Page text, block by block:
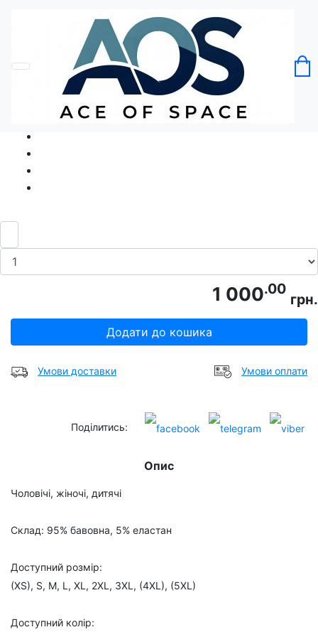
Без категорії
Футболка Kyiv City Київ Каштан
Код товару: Ace5219
1 000.00
грн.
Додати до кошика
Умови доставки Умови оплати
Поділитись:
Опис
Чоловічі, жіночі, дитячі
Склад: 95% бавовна, 5% еластан
Доступний розмір:
(XS), S, M, L, XL, 2XL, 3XL, (4XL), (5XL)
Доступний колір: